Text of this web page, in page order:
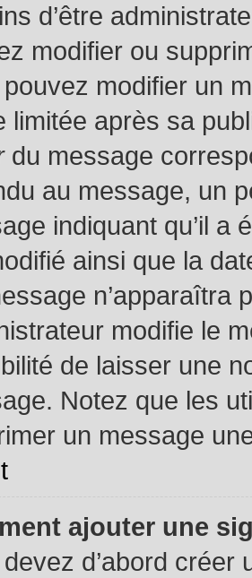
d’être
modifier ou
modifier un
limitée après sa
du message
au message, un
indiquant qu’il a
ainsi que la
n’apparaîtra
modifie le
de laisser une
Notez que les
un message
ajouter une
d’abord